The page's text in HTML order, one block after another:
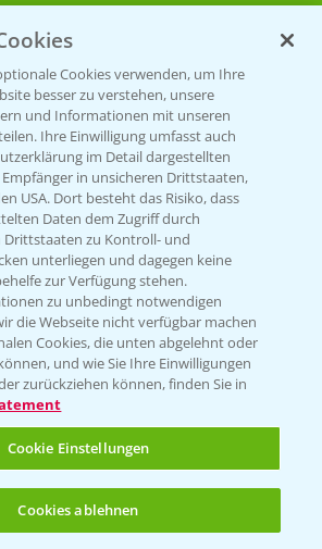
auf WhatsApp
346 564 1
30-20220
Sie uns
Cookies verwenden, um Ihre
besser zu verstehen, unsere
und Informationen mit unseren
Ihre Einwilligung umfasst auch
im Detail dargestellten
in unsicheren Drittstaaten,
USA. Dort besteht das Risiko, dass
Daten dem Zugriff durch
Drittstaaten zu Kontroll- und
unterliegen und dagegen keine
zur Verfügung stehen.
zu unbedingt notwendigen
die Webseite nicht verfügbar machen
Cookies, die unten abgelehnt oder
und wie Sie Ihre Einwilligungen
zurückziehen können, finden Sie in
Cookie Einstellungen
Cookies ablehnen